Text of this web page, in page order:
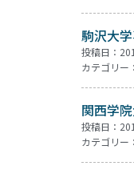
駒沢大
投稿日：
カテゴリー：
関西学
投稿日：
カテゴリー：